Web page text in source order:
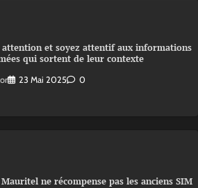
attention et soyez attentif aux informations
qui sortent de leur contexte
23 Mai 2025 0
ne récompense pas les anciens SIM